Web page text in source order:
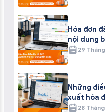
Hóa đơn
nội dung
29
Những
xuất hóa
28